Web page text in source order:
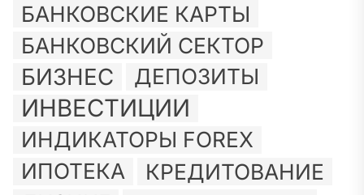
БАНКОВСКИЕ КАРТЫ
БАНКОВСКИЙ СЕКТОР
БИЗНЕС ДЕПОЗИТЫ
ИНВЕСТИЦИИ
ИНДИКАТОРЫ FOREX
ИПОТЕКА
КРЕДИТОВАНИЕ